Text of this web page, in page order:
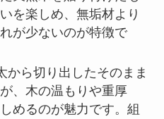
を楽しめ、無垢材より
が少ないのが特徴で
から切り出したそのまま
、木の温もりや重厚
めるのが魅力です。組